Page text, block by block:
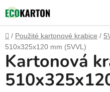
Přejít
na
Domů
/ Použité kartonové krabice /
510x325x120 mm (5VVL)
Kartonová